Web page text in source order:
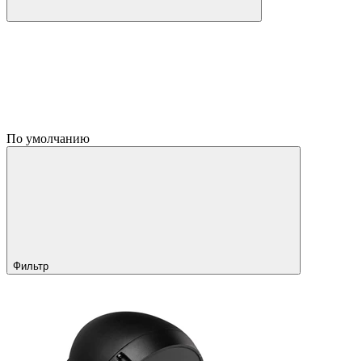
По умолчанию
Фильтр